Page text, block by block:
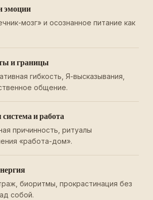
эмоции
мозг» и осознанное питание как
и границы
гибкость, Я-высказывания,
общение.
и работа
причинность, ритуалы
«работа-дом».
биоритмы, прокрастинация без
собой.